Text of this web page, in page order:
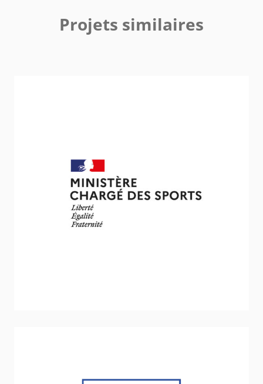
Projets similaires
Ministère des Sports
Stratégie et politique